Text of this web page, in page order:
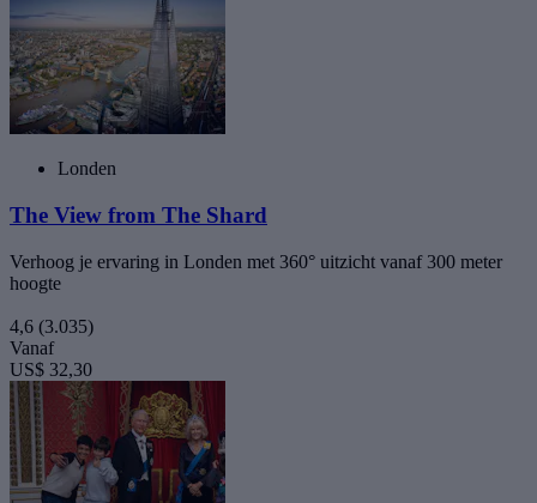
Londen
The View from The Shard
Verhoog je ervaring in Londen met 360° uitzicht vanaf 300 meter
hoogte
4,6 (3.035)
Vanaf
US$ 32,30